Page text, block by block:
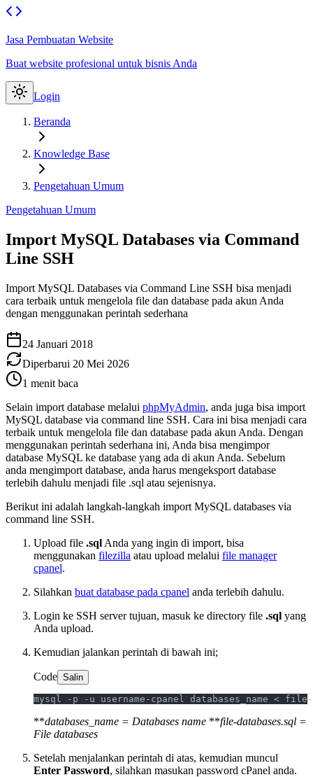
Jasa Pembuatan Website
Buat website profesional untuk bisnis Anda
Login
Beranda
Knowledge Base
Pengetahuan Umum
Pengetahuan Umum
Import MySQL Databases via Command
Line SSH
Import MySQL Databases via Command Line SSH bisa menjadi
cara terbaik untuk mengelola file dan database pada akun Anda
dengan menggunakan perintah sederhana
24 Januari 2018
Diperbarui 20 Mei 2026
1 menit baca
Selain import database melalui phpMyAdmin, anda juga bisa import
MySQL database via command line SSH. Cara ini bisa menjadi cara
terbaik untuk mengelola file dan database pada akun Anda. Dengan
menggunakan perintah sederhana ini, Anda bisa mengimpor
database MySQL ke database yang ada di akun Anda. Sebelum
anda mengimport database, anda harus mengeksport database
terlebih dahulu menjadi file .sql atau sejenisnya.
Berikut ini adalah langkah-langkah import MySQL databases via
command line SSH.
Upload file .sql Anda yang ingin di import, bisa
menggunakan filezilla atau upload melalui file manager
cpanel.
Silahkan buat database pada cpanel anda terlebih dahulu.
Login ke SSH server tujuan, masuk ke directory file .sql yang
Anda upload.
Kemudian jalankan perintah di bawah ini;
Code Salin
mysql -p -u username-cpanel databases_name <
**databases_name = Databases name **file-databases.sql =
File databases
Setelah menjalankan perintah di atas, kemudian muncul
Enter Password, silahkan masukan password cPanel anda.